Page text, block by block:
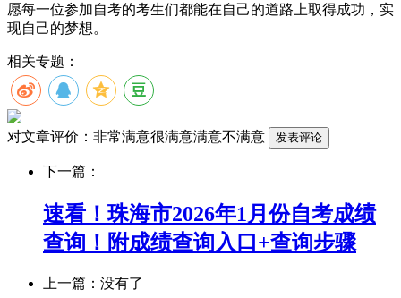
愿每一位参加自考的考生们都能在自己的道路上取得成功，实
现自己的梦想。
相关专题：
对文章评价： 非常满意很满意满意不满意
下一篇：
速看！珠海市2026年1月份自考成绩
查询！附成绩查询入口+查询步骤
上一篇：没有了